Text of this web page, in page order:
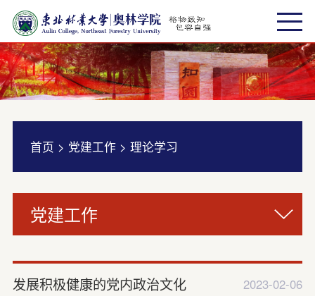
首页 > 党建工作 >理论学习
党建工作
2023-02-06
发展积极健康的党内政治文化